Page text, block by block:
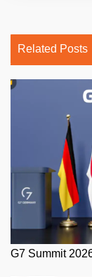
Related Posts
G7 Summit